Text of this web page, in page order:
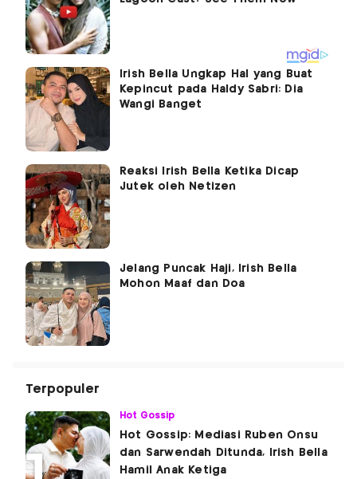
Irish Bella Ungkap Hal yang Buat
Kepincut pada Haldy Sabri: Dia
Wangi Banget
Reaksi Irish Bella Ketika Dicap
Jutek oleh Netizen
Jelang Puncak Haji, Irish Bella
Mohon Maaf dan Doa
Terpopuler
Hot Gossip
Hot Gossip: Mediasi Ruben Onsu
dan Sarwendah Ditunda, Irish Bella
Hamil Anak Ketiga